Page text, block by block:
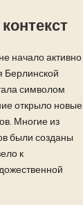
начало активно
Берлинской
символом
открыло новые
Многие из
были созданы
к